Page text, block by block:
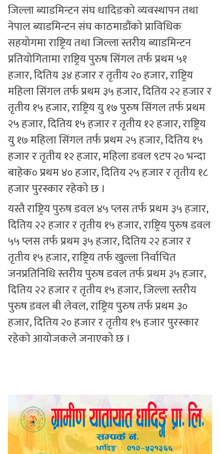
जिल्ला ब्याडमिन्टन संघ धादिङको व्यवस्थापन तथा
नेपाल ब्याडमिन्टन संघ काठमाडौंको प्राविधिक
सहयोगमा राष्ट्रिय तथा जिल्ला स्तरीय ब्याडमिन्टन
प्रतियोगितामा राष्ट्रिय पुरुष सिंगल तर्फ प्रथम ५१
हजार, दितिय ३४ हजार र तृतीय २० हजार, राष्ट्रिय
महिला सिंगल तर्फ प्रथम ३५ हजार, दितिय २२ हजार र
तृतीय १५ हजार, राष्ट्रिय यु १७ पुरुष सिंगल तर्फ प्रथम
२५ हजार, दितिय १५ हजार र तृतीय १२ हजार, राष्ट्रिय
यु १७ महिला सिंगल तर्फ प्रथम २५ हजार, दितिय १५
हजार र तृतीय १२ हजार, महिला डवल ९टप २० भन्दा
बाहेक० प्रथम ४० हजार, दितिय २५ हजार र तृतीय १८
हजार पुरस्कार रहेको छ ।
यस्तै राष्ट्रिय पुरुष डवल ४५ प्लस तर्फ प्रथम ३५ हजार,
दितिय २२ हजार र तृतीय १५ हजार, राष्ट्रिय पुरुष डवल
५५ प्लस तर्फ प्रथम ३५ हजार, दितिय २२ हजार र
तृतीय १५ हजार, राष्ट्रिय तर्फ खुल्ला निर्वाचित
जनप्रतिनिधि स्तरीय पुरुष डवल तर्फ प्रथम ३५ हजार,
दितिय २२ हजार र तृतीय १५ हजार, जिल्ला स्तरीय
पुरुष डवल बी लेवल, राष्ट्रिय पुरुष तर्फ प्रथम ३०
हजार, दितिय २० हजार र तृतीय १५ हजार पुरस्कार
रहेको आयोजकले जनाएको छ ।